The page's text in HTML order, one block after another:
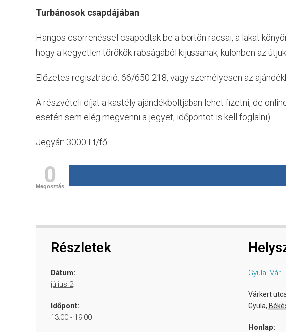
Turbánosok csapdájában
Hangos csörrenéssel csapódtak be a börtön rácsai, a lakat
hogy a kegyetlen törökök rabságából kijussanak, különben az
Előzetes regisztráció: 66/650 218, vagy személyesen az
A részvételi díjat a kastély ajándékboltjában lehet fizetni, de
esetén sem elég megvenni a jegyet, időpontot is kell foglalni).
Jegyár: 3000 Ft/fő
0
Megosztás
Részletek
Dátum:
július 2
Időpont:
13:00 - 19:00
Gyulai Vár
Várkert utca
Gyula,
Honlap: